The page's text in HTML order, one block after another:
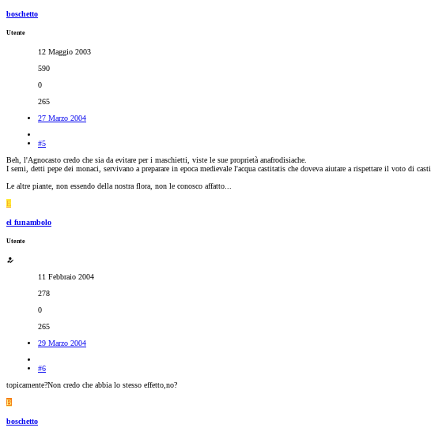
boschetto
Utente
12 Maggio 2003
590
0
265
27 Marzo 2004
#5
Beh, l'Agnocasto credo che sia da evitare per i maschietti, viste le sue proprietà anafrodisiache.
I semi, detti pepe dei monaci, servivano a preparare in epoca medievale l'acqua castitatis che doveva aiutare a rispettare il voto di
Le altre piante, non essendo della nostra flora, non le conosco affatto...
E
el funambolo
Utente
11 Febbraio 2004
278
0
265
29 Marzo 2004
#6
topicamente?Non credo che abbia lo stesso effetto,no?
B
boschetto